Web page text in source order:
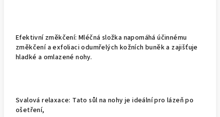
Efektivní změkčení: Mléčná složka napomáhá účinnému
změkčení a exfoliaci odumřelých kožních buněk a zajišťuje
hladké a omlazené nohy.
Svalová relaxace: Tato sůl na nohy je ideální pro lázeň po
ošetření,